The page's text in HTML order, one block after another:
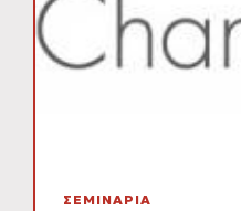
ΣΕΜΙΝΑΡΙΑ